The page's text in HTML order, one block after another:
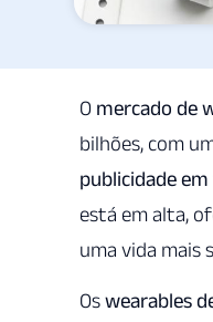
O mercado de
bilhões, com
publicidade
está em alta,
uma vida mais
Oswearables